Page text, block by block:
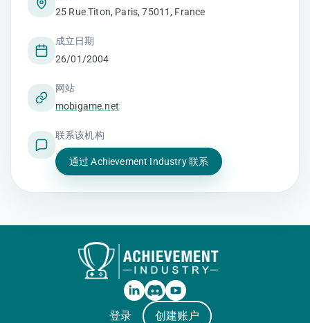
25 Rue Titon, Paris, 75011, France
成立日期
26/01/2004
网站
mobigame.net
联系该机构
通过 Achievement Industry 联系
登录 创建账户